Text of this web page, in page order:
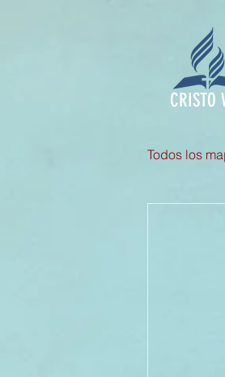
CRISTO
Todos los
III
II
II